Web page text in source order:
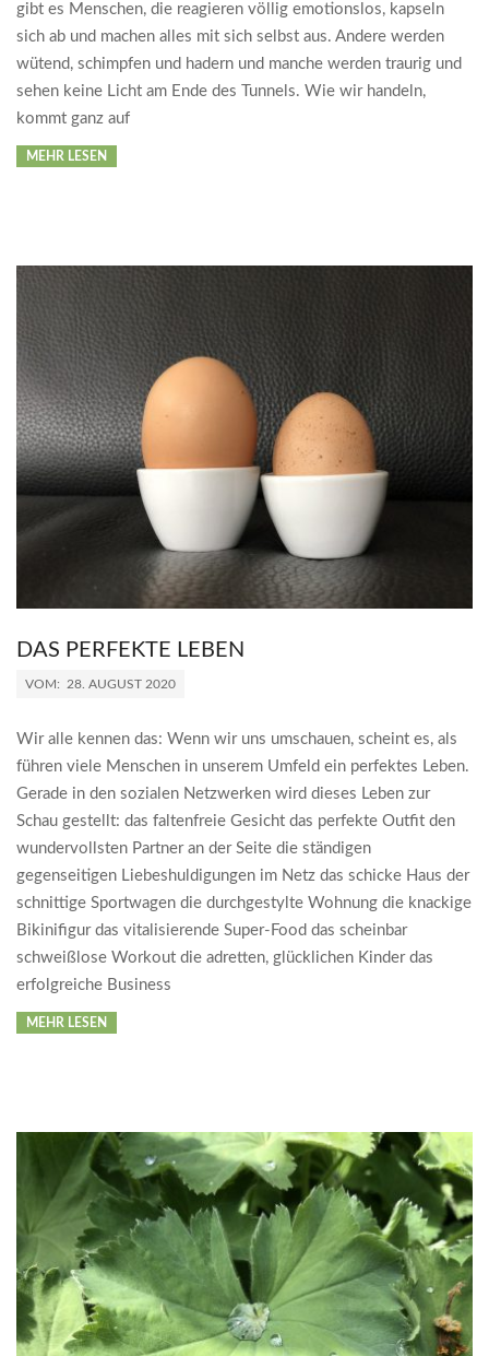
gibt es Menschen, die reagieren völlig emotionslos, kapseln
sich ab und machen alles mit sich selbst aus. Andere werden
wütend, schimpfen und hadern und manche werden traurig und
sehen keine Licht am Ende des Tunnels. Wie wir handeln,
kommt ganz auf
MEHR LESEN
DAS PERFEKTE LEBEN
2020-
28
VOM: 28. AUGUST 2020
Wir alle kennen das: Wenn wir uns umschauen, scheint es, als
führen viele Menschen in unserem Umfeld ein perfektes Leben.
Gerade in den sozialen Netzwerken wird dieses Leben zur
Schau gestellt: das faltenfreie Gesicht das perfekte Outfit den
wundervollsten Partner an der Seite die ständigen
gegenseitigen Liebeshuldigungen im Netz das schicke Haus der
schnittige Sportwagen die durchgestylte Wohnung die knackige
Bikinifigur das vitalisierende Super-Food das scheinbar
schweißlose Workout die adretten, glücklichen Kinder das
erfolgreiche Business
MEHR LESEN